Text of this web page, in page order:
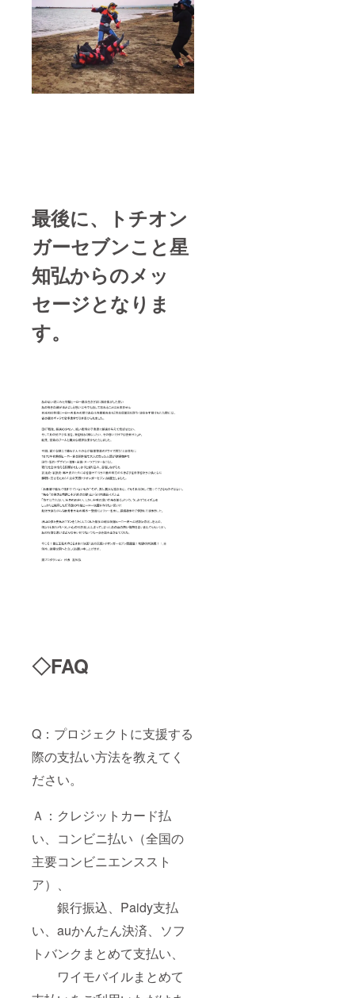
最後に、トチオン
ガーセブンこと星
知弘からのメッ
セージとなりま
す。
◇FAQ
Q：プロジェクトに支援する
際の支払い方法を教えてく
ださい。
Ａ：クレジットカード払
い、コンビニ払い（全国の
主要コンビニエンススト
ア）、
銀行振込、Paidy支払
い、auかんたん決済、ソフ
トバンクまとめて支払い、
ワイモバイルまとめて